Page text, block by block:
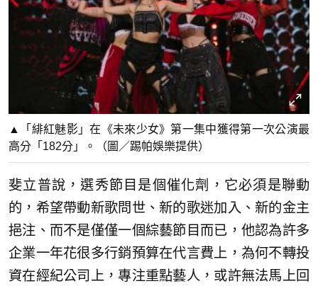
▲「緋紅魅影」在《未來少女》第一集中獲得第一次公演最
高分「182分」。（圖／踢帕娛樂提供）
斐立普說，選秀節目是個催化劑，它必須是聯動
的，希望帶動新歌問世、新的歌迷加入、新的金主
挹注、而不是僅僅一個綜藝節目而已，他認為許多
企業一年花很多行銷預算在代言費上，為何不轉投
資在經紀公司上，專注重點藝人，或許無法馬上回